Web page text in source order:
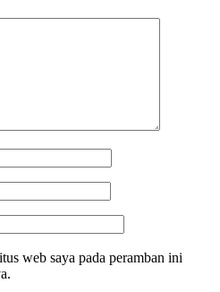
web saya pada peramban ini